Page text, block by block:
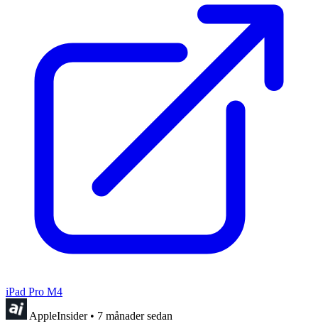
iPad Pro M4
AppleInsider • 7 månader sedan